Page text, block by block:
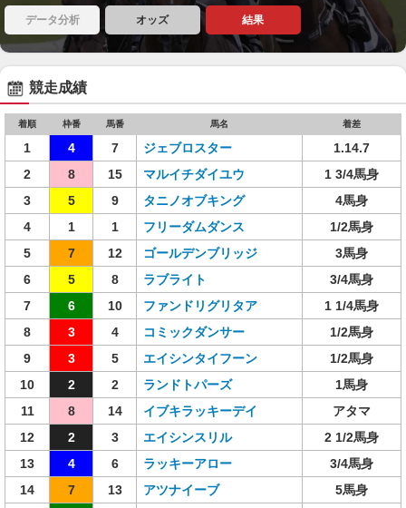
データ分析 オッズ 結果
競走成績
着順 枠番 馬番 馬名 着差
1 4 7 ジェブロスター
1.14.7
2
8 15 マルイチダイユウ
1 3/4馬身
3
5 9 タニノオブキング
4馬身
4
1 1 フリーダムダンス
1/2馬身
5
7 12 ゴールデンブリッジ
3馬身
6
5 8 ラブライト
3/4馬身
7
6 10 ファンドリグリタア
1 1/4馬身
8
3 4 コミックダンサー
1/2馬身
9
3 5 エイシンタイフーン
1/2馬身
10
2 2 ランドトパーズ
1馬身
11
8 14 イブキラッキーデイ
アタマ
12
2 3 エイシンスリル
2 1/2馬身
13
4 6 ラッキーアロー
3/4馬身
14
7 13 アツナイーブ
5馬身